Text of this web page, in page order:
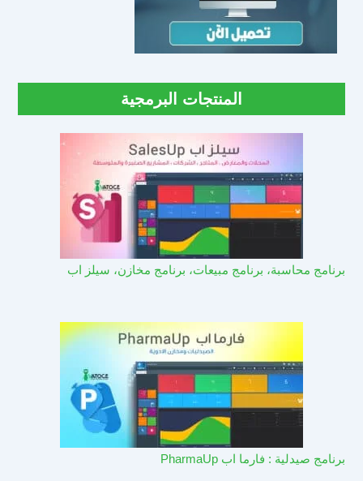
المنتجات البرمجية
برنامج محاسبة، برنامج مبيعات، برنامج مخازن، سيلز اب
برنامج صيدلية : فارما اب PharmaUp​